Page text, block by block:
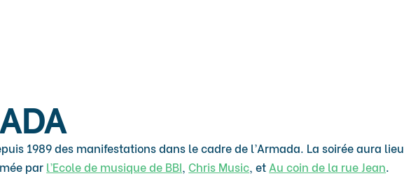
1989 des manifestations dans le cadre de l’Armada. La soirée aura lieu
par l’Ecole de musique de BBI,Chris Music, et Au coin de la rue Jean.